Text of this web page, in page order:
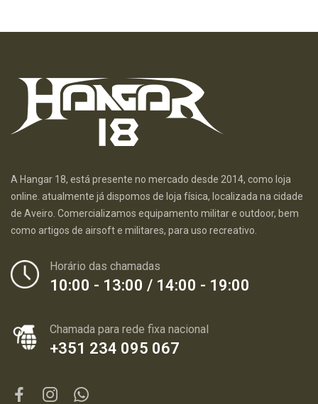
A Hangar 18, está presente no mercado desde 2014, como loja
online. atualmente já dispomos de loja física, localizada na cidade
de Aveiro. Comercializamos equipamento militar e outdoor, bem
como artigos de airsoft e militares, para uso recreativo.
Horário das chamadas
10:00 - 13:00 / 14:00 - 19:00
Chamada para rede fixa nacional
+351 234 095 067